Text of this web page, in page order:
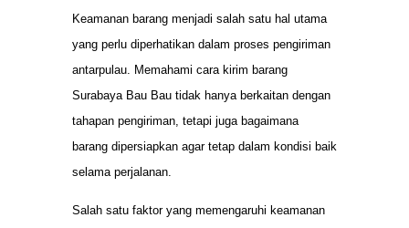
Keamanan barang menjadi salah satu hal utama
yang perlu diperhatikan dalam proses pengiriman
antarpulau. Memahami cara kirim barang
Surabaya Bau Bau tidak hanya berkaitan dengan
tahapan pengiriman, tetapi juga bagaimana
barang dipersiapkan agar tetap dalam kondisi baik
selama perjalanan.
Salah satu faktor yang memengaruhi keamanan